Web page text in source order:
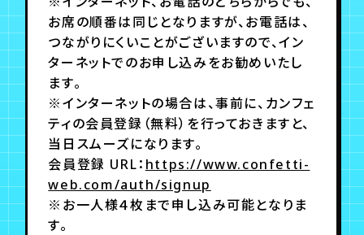
お席の順番は同じとなりますが、お電話は、
つながりにくいことがございますので、イン
ターネットでのお申し込みをお勧めいたし
ます。
※インターネットの場合は、事前に、カンフェ
ティの会員登録（無料）を行っておきますと、
当日スムーズになります。
会員登録 URL： https://www.confetti-
web.com/auth/signup
※お一人様４枚まで申し込み可能となりま
す。